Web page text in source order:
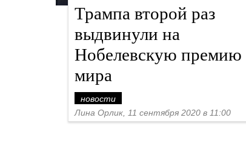
Трампа второй раз
выдвинули на
Нобелевскую премию
мира
новости
Лина Орлик, 11 сентября 2020 в 11:00